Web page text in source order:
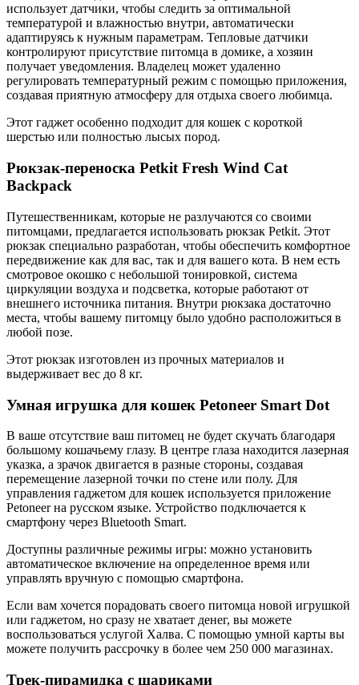
использует датчики, чтобы следить за оптимальной
температурой и влажностью внутри, автоматически
адаптируясь к нужным параметрам. Тепловые датчики
контролируют присутствие питомца в домике, а хозяин
получает уведомления. Владелец может удаленно
регулировать температурный режим с помощью приложения,
создавая приятную атмосферу для отдыха своего любимца.
Этот гаджет особенно подходит для кошек с короткой
шерстью или полностью лысых пород.
Рюкзак-переноска Petkit Fresh Wind Cat
Backpack
Путешественникам, которые не разлучаются со своими
питомцами, предлагается использовать рюкзак Petkit. Этот
рюкзак специально разработан, чтобы обеспечить комфортное
передвижение как для вас, так и для вашего кота. В нем есть
смотровое окошко с небольшой тонировкой, система
циркуляции воздуха и подсветка, которые работают от
внешнего источника питания. Внутри рюкзака достаточно
места, чтобы вашему питомцу было удобно расположиться в
любой позе.
Этот рюкзак изготовлен из прочных материалов и
выдерживает вес до 8 кг.
Умная игрушка для кошек Petoneer Smart Dot
В ваше отсутствие ваш питомец не будет скучать благодаря
большому кошачьему глазу. В центре глаза находится лазерная
указка, а зрачок двигается в разные стороны, создавая
перемещение лазерной точки по стене или полу. Для
управления гаджетом для кошек используется приложение
Petoneer на русском языке. Устройство подключается к
смартфону через Bluetooth Smart.
Доступны различные режимы игры: можно установить
автоматическое включение на определенное время или
управлять вручную с помощью смартфона.
Если вам хочется порадовать своего питомца новой игрушкой
или гаджетом, но сразу не хватает денег, вы можете
воспользоваться услугой Халва. С помощью умной карты вы
можете получить рассрочку в более чем 250 000 магазинах.
Трек-пирамидка с шариками